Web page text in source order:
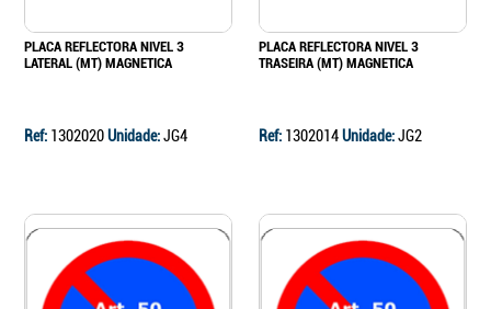
PLACA REFLECTORA NIVEL 3
LATERAL (MT) MAGNETICA
Ref: 1302020Unidade:JG4
PLACA REFLECTORA NIVEL 3
TRASEIRA (MT) MAGNETICA
Ref: 1302014Unidade:JG2